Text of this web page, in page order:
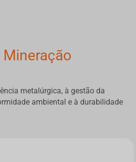
metalúrgica, à gestão da
ambiental e à durabilidade